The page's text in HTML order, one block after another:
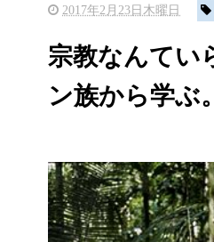
2017年2月23日木曜日
宗教なんてい
ン族から学ぶ。